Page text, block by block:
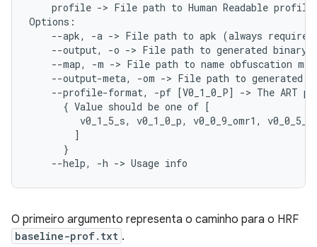
profile -> File path to Human Readable profile
--apk,
-a -> File path to apk (always required
--output,
-o -> File path to generated binary
--map,
-m -> File path to name obfuscation map
--output-meta,
-om -> File path to generated
--profile-format,
-pf [V0_1_0_P] -> The ART
{ Value should be one of [
v0_1_5_s,
v0_1_0_p, v0_0_9_omr1,
]
}
--help,
-h -> Usage
O primeiro argumento representa o caminho para o HRF
baseline-prof.txt .